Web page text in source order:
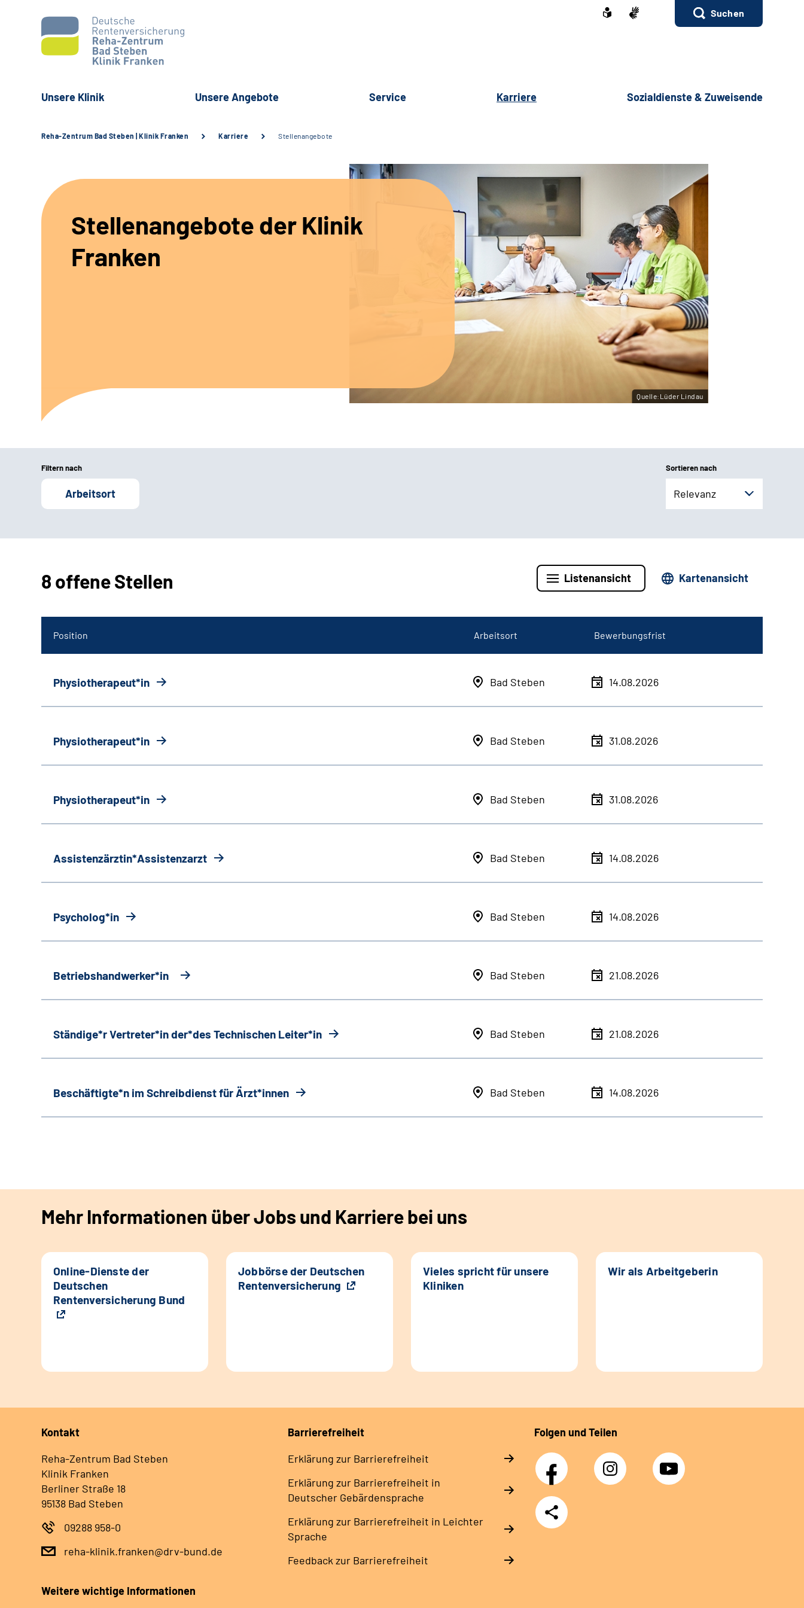
Suchen
Unsere Klinik Unsere Angebote Service Karriere Sozialdienste & Zuweisende
Reha-Zentrum Bad Steben | Klinik Franken Karriere Stellenangebote
Stellenangebote der Klinik
Franken
Quelle:Lüder Lindau
Filtern nach
Arbeitsort
Sortieren nach
Relevanz
8 offene Stellen Listenansicht Kartenansicht
Position Arbeitsort Bewerbungsfrist
Physiotherapeut*in Bad Steben 14.08.2026
Physiotherapeut*in Bad Steben 31.08.2026
Physiotherapeut*in Bad Steben 31.08.2026
Assistenzärztin*Assistenzarzt Bad Steben 14.08.2026
Psycholog*in Bad Steben 14.08.2026
Betriebshandwerker*in Bad Steben 21.08.2026
Ständige*r Vertreter*in der*des Technischen Leiter*in Bad Steben 21.08.2026
Beschäftigte*n im Schreibdienst für Ärzt*innen Bad Steben 14.08.2026
Mehr Informationen über Jobs und Karriere bei uns
Online-Dienste der
Deutschen
Rentenversicherung Bund
Jobbörse der Deutschen
Rentenversicherung
Vieles spricht für unsere
Kliniken
Wir als Arbeitgeberin
Kontakt
Reha-Zentrum Bad Steben
Klinik Franken
Berliner Straße 18
95138 Bad Steben
09288 958-0
reha-klinik.franken@drv-bund.de
Barrierefreiheit
Erklärung zur Barrierefreiheit
Erklärung zur Barrierefreiheit in
Deutscher Gebärdensprache
Erklärung zur Barrierefreiheit in Leichter
Sprache
Feedback zur Barrierefreiheit
Folgen und Teilen
Facebook Instagram YouTube
Teilen
Weitere wichtige Informationen